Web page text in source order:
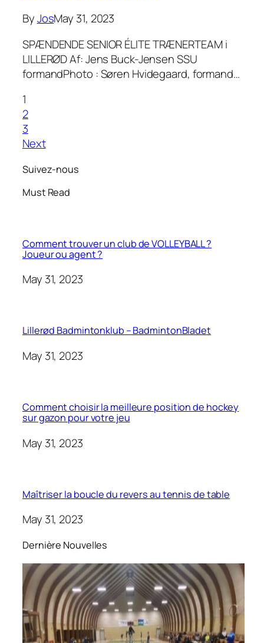
ByJosMay 31, 2023
SPÆNDENDE SENIOR ÉLITE TRÆNERTEAM i
LILLERØD Af: Jens Buck-Jensen SSU
formandPhoto : Søren Hvidegaard, formand…
1
2
3
Next
Suivez-nous
Must Read
Comment trouver un club de VOLLEYBALL ?
Joueur ou agent ?
May 31, 2023
Lillerød Badmintonklub – BadmintonBladet
May 31, 2023
Comment choisir la meilleure position de hockey
sur gazon pour votre jeu
May 31, 2023
Maîtriser la boucle du revers au tennis de table
May 31, 2023
Dernière Nouvelles